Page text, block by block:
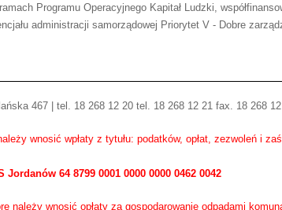
Programu Operacyjnego Kapitał Ludzki,
administracji samorządowej Priorytet V - Dobre
467 | tel. 18 268 12 20 tel. 18 268 12 21 fax. 18 268 12
wnosić wpłaty z tytułu: podatków, opłat, zezwoleń i
Jordanów 64 8799 0001 0000 0000 0462 0042
należy wnosić opłaty za gospodarowanie odpadami